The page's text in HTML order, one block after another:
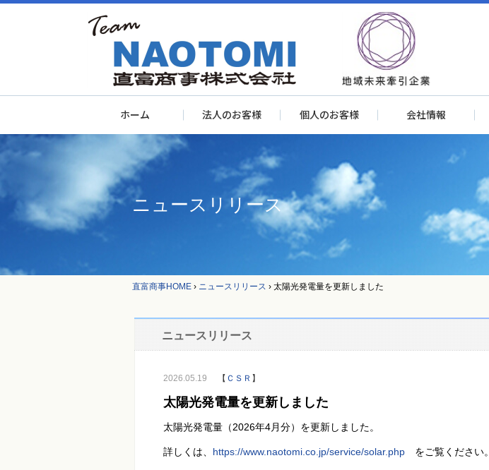
ホーム 法人のお客様 個人のお客様 会社情報
ニュースリリース
直富商事HOME › ニュースリリース › 太陽光発電量を更新しました
ニュースリリース
2026.05.19 【 ＣＳＲ 】
太陽光発電量を更新しました
太陽光発電量（2026年4月分）を更新しました。
詳しくは、 https://www.naotomi.co.jp/service/solar.phpをご覧ください。